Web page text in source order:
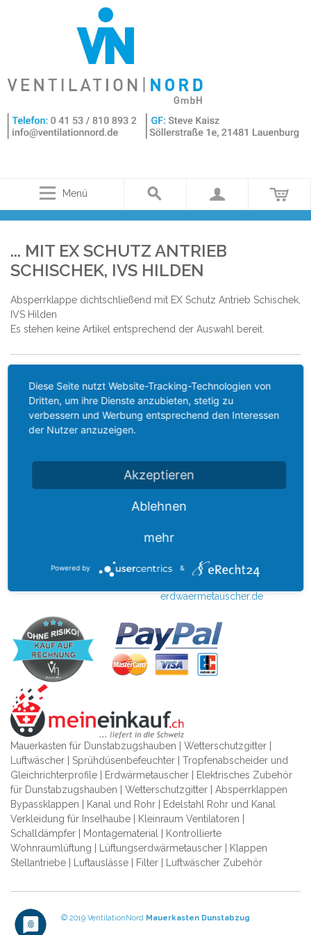
Menü
... MIT EX SCHUTZ ANTRIEB
SCHISCHEK, IVS HILDEN
Absperrklappe dichtschließend mit EX Schutz Antrieb Schischek,
IVS Hilden
Es stehen keine Artikel entsprechend der Auswahl bereit.
KONTAKT
WEBSITE
DATENSCHUTZ
IMPRESSUM
SITEMAP
SUCHBEGRIFFE
MEIN BENUTZERKONTO
Die Europäische Kommission
stellt eine Plattform für die
Streitbeilegung (OS-Plattform)
ec.europa.eu/odr.
zur Website ventilationnord.de
erdwaermetauscher.de
Mauerkasten für Dunstabzugshauben | Wetterschutzgitter |
Luftwäscher | Sprühdüsenbefeuchter | Tropfenabscheider und
Gleichrichterprofile | Erdwärmetauscher | Elektrisches Zubehör
für Dunstabzugshauben | Wetterschutzgitter | Absperrklappen
Bypassklappen | Kanal und Rohr | Edelstahl Rohr und Kanal
Verkleidung für Inselhaube | Kleinraum Ventilatoren |
Schalldämpfer | Montagematerial | Kontrollierte
Wohnraumlüftung | Lüftungserdwärmetauscher | Klappen
Stellantriebe | Luftauslässe | Filter | Luftwäscher Zubehör
© 2019 VentilationNord Mauerkasten Dunstabzug
Diese Seite nutzt Website-Tracking-Technologien von
Dritten, um ihre Dienste anzubieten, stetig zu
verbessern und Werbung entsprechend den Interessen
der Nutzer anzuzeigen.
Akzeptieren
Ablehnen
mehr
Powered by &